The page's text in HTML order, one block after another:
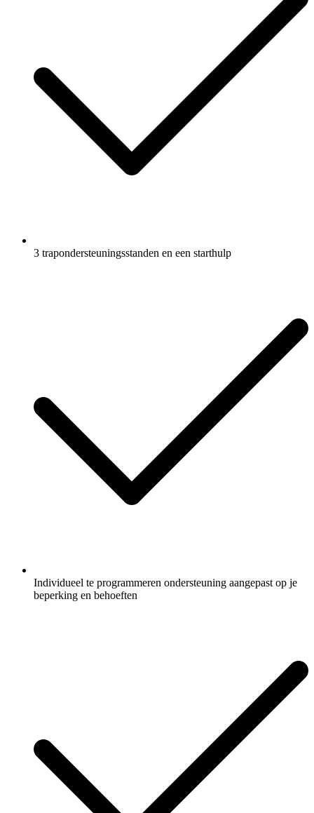
3 trapondersteuningsstanden en een starthulp
Individueel te programmeren ondersteuning aangepast op je
beperking en behoeften